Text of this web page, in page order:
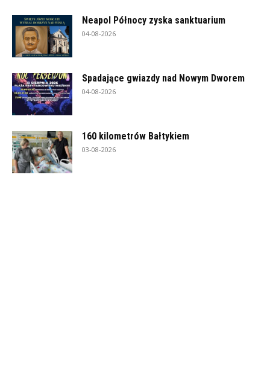
Neapol Północy zyska sanktuarium
04-08-2026
Spadające gwiazdy nad Nowym Dworem
04-08-2026
160 kilometrów Bałtykiem
03-08-2026